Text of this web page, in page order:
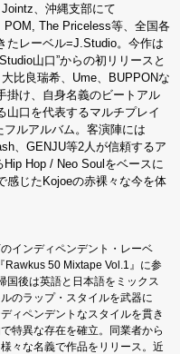
、沖縄支部にて
The Priceless等、全国各
たレーベル=J.Studio。今作は
山口”からの初リリースと
比良瑞希、Ume、BUPPONな
掛け、自身名義のビートアル
山口を代表するマルチプレイ
ルアルバム。客演陣には
、GENJU等2人が信頼するア
Hop / Neo Soulをベースに
感じたKojoeの赤裸々な今を体
インディペンデント・レーベ
Rawkus 50 Mixtape Vol.1』に参
国後は英語と日本語をミックス
のラップ・スタイルを武器に
ィペンデントなスタイルを貫き
特異な存在を確立。同業者から
々な名義で作品をリリース。近